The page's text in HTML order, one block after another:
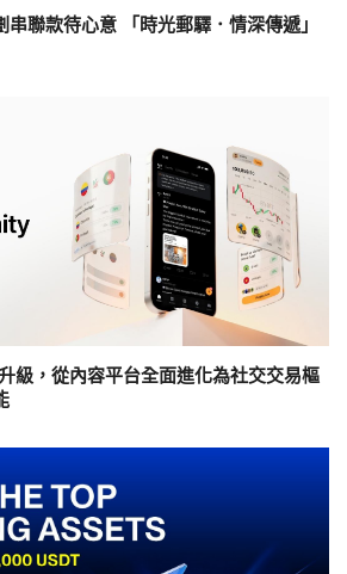
聯款待心意 「時光郵驛．情深傳遞」
級，從內容平台全面進化為社交交易樞